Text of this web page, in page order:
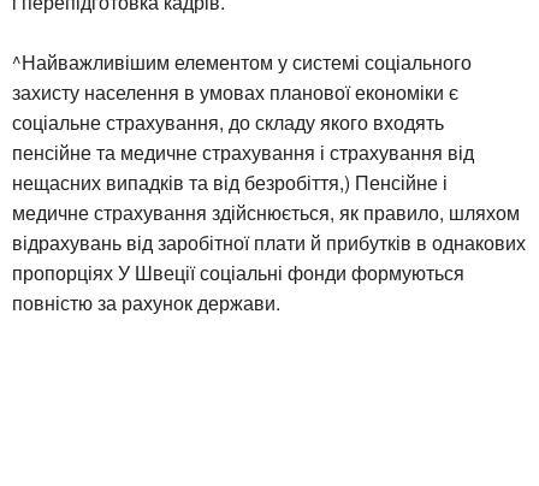
^Найважливішим елементом у системі соціального
захисту населення в умовах планової економіки є
соціальне страхування, до складу якого входять
пенсійне та медичне страхування і страхування від
нещасних випадків та від безробіття,) Пенсійне і
медичне страхування здійснюється, як правило, шляхом
відрахувань від заробітної плати й прибутків в однакових
пропорціях У Швеції соціальні фонди формуються
повністю за рахунок держави.